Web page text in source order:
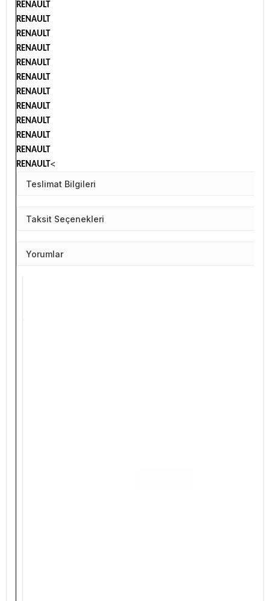
RENAULT
RENAULT
RENAULT
RENAULT
RENAULT
RENAULT
RENAULT
RENAULT
RENAULT
RENAULT
RENAULT
RENAULT<
Teslimat Bilgileri
Taksit Seçenekleri
Yorumlar